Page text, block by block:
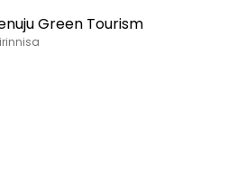
Green Tourism